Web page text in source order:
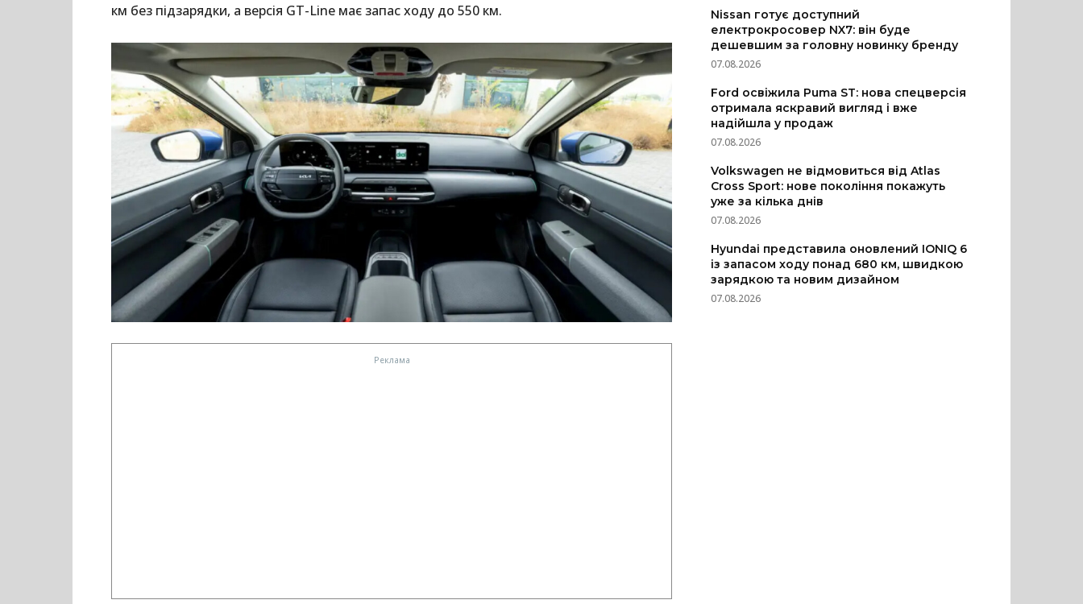
км без підзарядки, а версія GT-Line має запас ходу до 550 км.
Nissan готує доступний
електрокросовер NX7: він буде
дешевшим за головну новинку бренду
07.08.2026
Ford освіжила Puma ST: нова спецверсія
отримала яскравий вигляд і вже
надійшла у продаж
07.08.2026
Volkswagen не відмовиться від Atlas
Cross Sport: нове покоління покажуть
уже за кілька днів
07.08.2026
Hyundai представила оновлений IONIQ 6
із запасом ходу понад 680 км, швидкою
зарядкою та новим дизайном
07.08.2026